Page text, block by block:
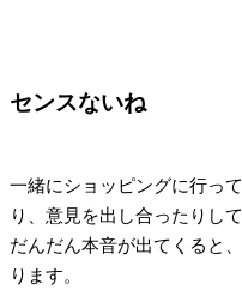
センスないね
一緒にショッピングに行っ
り、意見を出し合ったりし
だんだん本音が出てくると
ります。